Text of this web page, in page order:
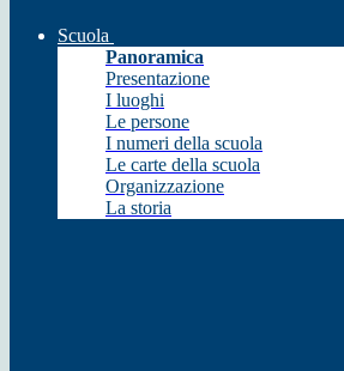
Scuola
Panoramica
Presentazione
I luoghi
Le persone
I numeri della scuola
Le carte della scuola
Organizzazione
La storia